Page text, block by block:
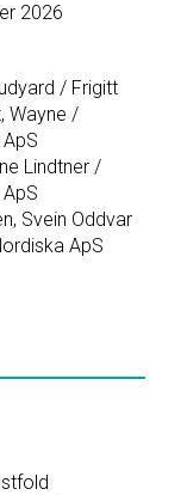
2026
/ Frigitt
Wayne /
Lindtner /
Svein Oddvar
ApS